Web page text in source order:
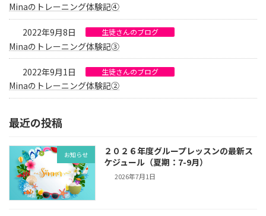
Minaのトレーニング体験記④
2022年9月8日 生徒さんのブログ
Minaのトレーニング体験記③
2022年9月1日 生徒さんのブログ
Minaのトレーニング体験記②
最近の投稿
お知らせ
２０２６年度グループレッスンの最新ス
ケジュール（夏期：7-9月）
2026年7月1日